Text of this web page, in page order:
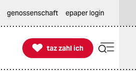
genossenschaft epaper login

taz zahl ich
taz zahl ich